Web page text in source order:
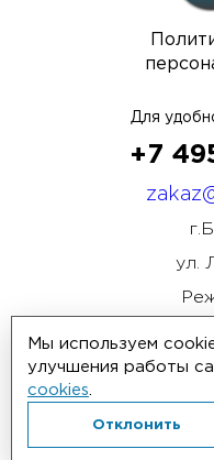
Для
+7
ул.
Мы используем
улучшения работы
cookies
Отклонить